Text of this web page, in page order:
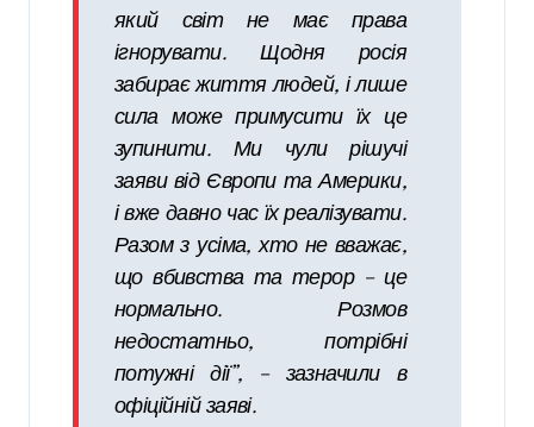
який світ не має права
ігнорувати. Щодня росія
забирає життя людей, і лише
сила може примусити їх це
зупинити. Ми чули рішучі
заяви від Європи та Америки,
і вже давно час їх реалізувати.
Разом з усіма, хто не вважає,
що вбивства та терор – це
нормально. Розмов
недостатньо, потрібні
потужні дії”, – зазначили в
офіційній заяві.